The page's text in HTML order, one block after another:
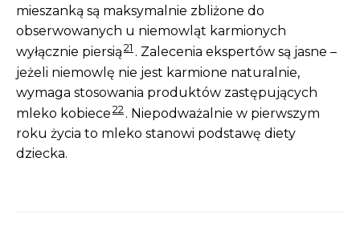
mieszanką są maksymalnie zbliżone do
obserwowanych u niemowląt karmionych
wyłącznie piersią21 . Zalecenia ekspertów są jasne –
jeżeli niemowlę nie jest karmione naturalnie,
wymaga stosowania produktów zastępujących
mleko kobiece22 . Niepodważalnie w pierwszym
roku życia to mleko stanowi podstawę diety
dziecka.